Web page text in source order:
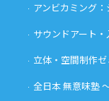
アンビカミング
サウンドアート
立体・空間制作
全日本 無意味塾